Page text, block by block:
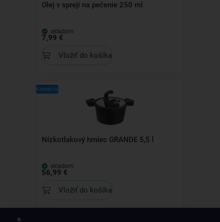
Olej v spreji na pečenie 250 ml
skladom
7,99 €
Vložiť do košíka
Kolekcia
Nízkotlakový hrniec GRANDE 5,5 l
skladom
56,99 €
Vložiť do košíka
Získajte rady, recepty a tipy na zľavy skôr ako